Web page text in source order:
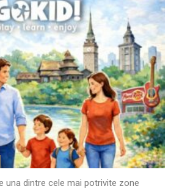
una dintre cele mai potrivite zone